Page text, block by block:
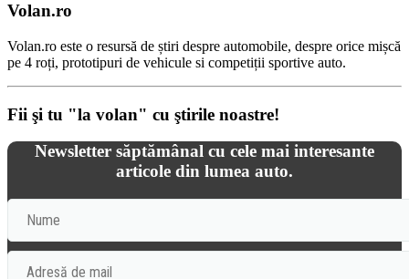
Volan.ro
Volan.ro este o resursă de știri despre automobile, despre orice mișcă
pe 4 roți, prototipuri de vehicule si competiții sportive auto.
Fii şi tu "la volan" cu ştirile noastre!
Newsletter săptămânal cu cele mai interesante
articole din lumea auto.